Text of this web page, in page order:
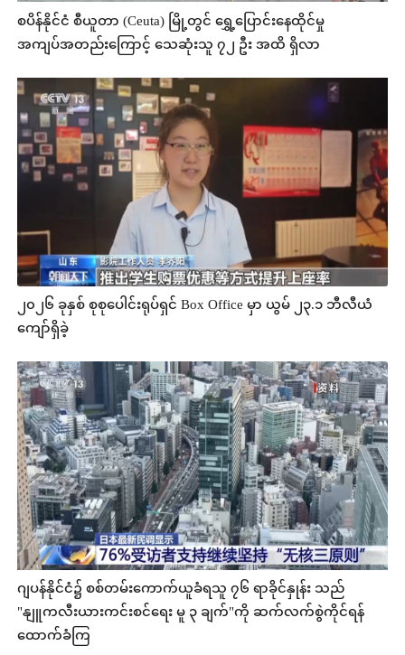
စပိန်နိုင်ငံ စီယူတာ (Ceuta) မြို့တွင် ရွှေ့ပြောင်းနေထိုင်မှု
အကျပ်အတည်းကြောင့် သေဆုံးသူ ၇၂ ဦး အထိ ရှိလာ
၂၀၂၆ ခုနှစ် စုစုပေါင်းရုပ်ရှင် Box Office မှာ ယွမ် ၂၃.၁ ဘီလီယံ
ကျော်ရှိခဲ့
ဂျပန်နိုင်ငံ၌ စစ်တမ်းကောက်ယူခံရသူ ၇၆ ရာခိုင်နှုန်း သည်
"နျူကလီးယားကင်းစင်ရေး မူ ၃ ချက်"ကို ဆက်လက်စွဲကိုင်ရန်
ထောက်ခံကြ